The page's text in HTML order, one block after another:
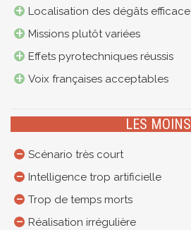
Localisation des dégâts efficace
Missions plutôt variées
Effets pyrotechniques réussis
Voix françaises acceptables
LES MOINS
Scénario très court
Intelligence trop artificielle
Trop de temps morts
Réalisation irrégulière